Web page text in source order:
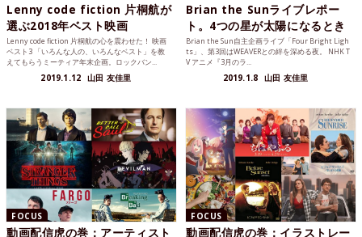
Lenny code fiction 片桐航が
選ぶ2018年ベスト映画
Lenny code fiction 片桐航の心を震わせた！ 映画
ベスト3 「いろんな人の、いろんなベスト」を教
えてもらうミーティア年末企画。ロックバン...
2019.1.12 山田 友佳里
Brian the Sunライブレポー
ト。4つの星が太陽になるとき
Brian the Sun自主企画ライブ「Four Bright Ligh
ts」、第3回はWEAVERとの絆を深める夜。 NHK T
V アニメ『3月のラ...
2019.1.8 山田 友佳里
FOCUS
動画配信虎の巻：アーティスト
FOCUS
動画配信虎の巻：イラストレー